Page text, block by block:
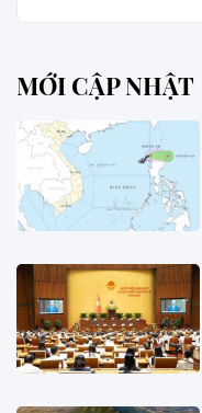
MỚI CẬP NHẬT